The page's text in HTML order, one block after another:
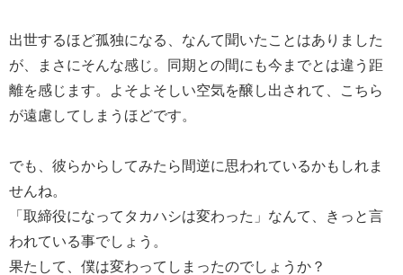
出世するほど孤独になる、なんて聞いたことはありました
が、まさにそんな感じ。同期との間にも今までとは違う距
離を感じます。よそよそしい空気を醸し出されて、こちら
が遠慮してしまうほどです。
でも、彼らからしてみたら間逆に思われているかもしれま
せんね。
「取締役になってタカハシは変わった」なんて、きっと言
われている事でしょう。
果たして、僕は変わってしまったのでしょうか？